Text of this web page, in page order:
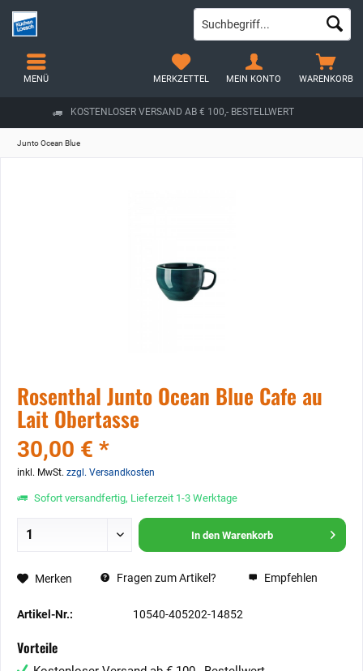
KOSTENLOSER VERSAND AB € 100,- BESTELLWERT
WARENKORB
MERKZETTEL MEIN KONTO
MENÜ
Junto Ocean Blue
Rosenthal Junto Ocean Blue Cafe au
Lait Obertasse
30,00 € *
inkl. MwSt. zzgl. Versandkosten
Sofort versandfertig, Lieferzeit 1-3 Werktage
In den Warenkorb
Merken Fragen zum Artikel? Empfehlen
Artikel-Nr.: 10540-405202-14852
Vorteile